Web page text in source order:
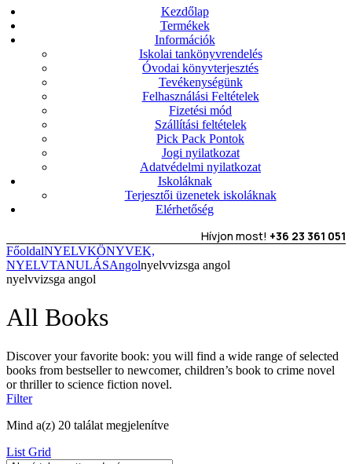
Kezdőlap
Termékek
Információk
Iskolai tankönyvrendelés
Óvodai könyvterjesztés
Tevékenységünk
Felhasználási Feltételek
Fizetési mód
Szállítási feltételek
Pick Pack Pontok
Jogi nyilatkozat
Adatvédelmi nyilatkozat
Iskoláknak
Terjesztői üzenetek iskoláknak
Elérhetőség
Hívjon most! +36 23 361 051
FőoldalNYELVKÖNYVEK,
NYELVTANULÁSAngolnyelvvizsga angol
nyelvvizsga angol
All Books
Discover your favorite book: you will find a wide range of selected
books from bestseller to newcomer, children’s book to crime novel
or thriller to science fiction novel.
Filter
Mind a(z) 20 találat megjelenítve
List Grid